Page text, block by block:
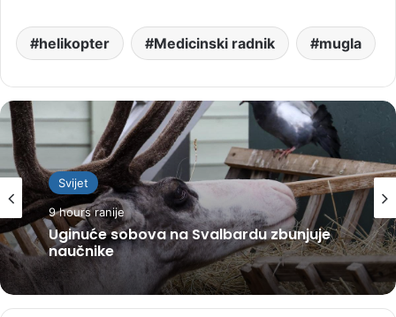
helikopter Medicinski radnik mugla
Svijet
9 hours ranije
Uginuće sobova na Svalbardu zbunjuje
naučnike